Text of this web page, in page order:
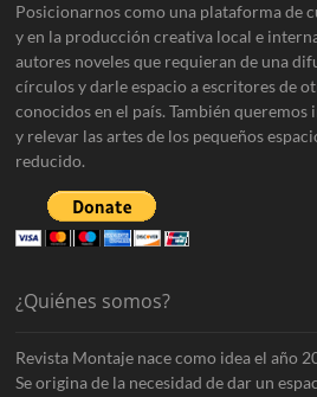
Posicionarnos como una plataforma de
y en la producción creativa local e
autores noveles que requieran de una
círculos y darle espacio a escritores de
conocidos en el país. También
y relevar las artes de los pequeños
reducido.
¿Quiénes somos?
Revista Montaje nace como idea el año
Se origina de la necesidad de dar un